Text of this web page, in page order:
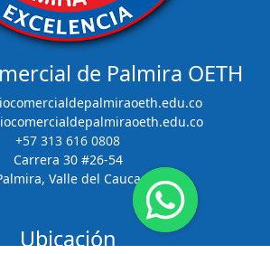
de Palmira OETH
+57 313 616 0808
Carrera 30 #26-54
Valle del Cauca
Ubicación